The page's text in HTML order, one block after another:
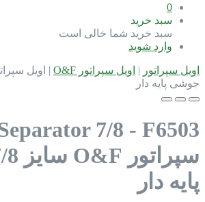
0
سبد خرید
سبد خرید شما خالی است
وارد شوید
اویل سپراتور | اویل سپراتور O&F |
جوشی پایه دار
7/8 - F6503
پایه دار